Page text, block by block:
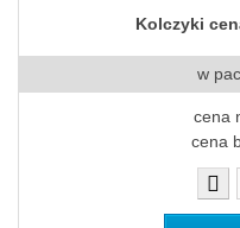
Kolczyki
w
cena
cena